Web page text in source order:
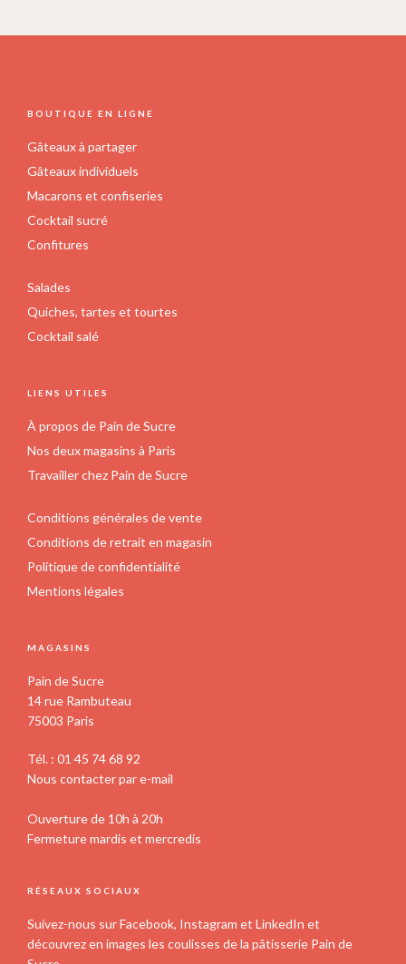
FOOTER
BOUTIQUE EN LIGNE
Gâteaux à partager
Gâteaux individuels
Macarons et confiseries
Cocktail sucré
Confitures
Salades
Quiches, tartes et tourtes
Cocktail salé
LIENS UTILES
À propos de Pain de Sucre
Nos deux magasins à Paris
Travailler chez Pain de Sucre
Conditions générales de vente
Conditions de retrait en magasin
Politique de confidentialité
Mentions légales
MAGASINS
Pain de Sucre
14 rue Rambuteau
75003 Paris
Tél. : 01 45 74 68 92
Nous contacter par e-mail
Ouverture de 10h à 20h
Fermeture mardis et mercredis
RÉSEAUX SOCIAUX
Suivez-nous sur Facebook, Instagram et LinkedIn et
découvrez en images les coulisses de la pâtisserie Pain de